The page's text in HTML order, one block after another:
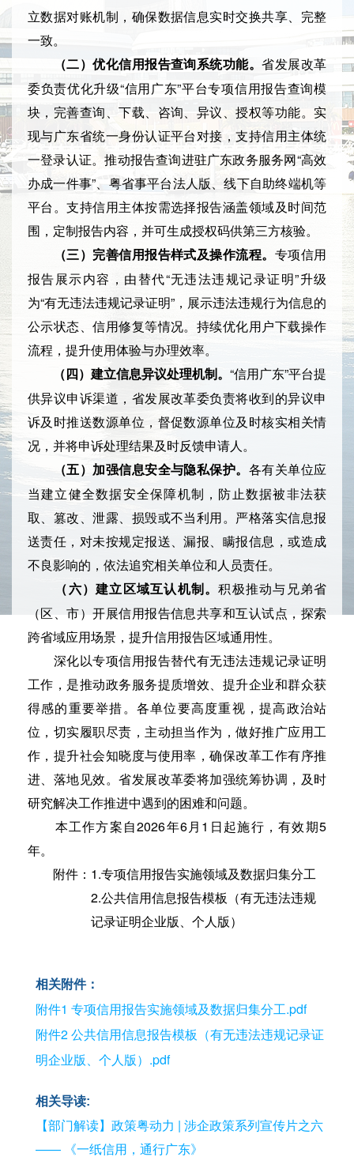
立数据对账机制，确保数据信息实时交换共享、完整
一致。
（二）优化信用报告查询系统功能。省发展改革
委负责优化升级“信用广东”平台专项信用报告查询模
块，完善查询、下载、咨询、异议、授权等功能。实
现与广东省统一身份认证平台对接，支持信用主体统
一登录认证。推动报告查询进驻广东政务服务网“高效
办成一件事”、粤省事平台法人版、线下自助终端机等
平台。支持信用主体按需选择报告涵盖领域及时间范
围，定制报告内容，并可生成授权码供第三方核验。
（三）完善信用报告样式及操作流程。 专项信用
报告展示内容，由替代“无违法违规记录证明”升级
为“有无违法违规记录证明”，展示违法违规行为信息的
公示状态、信用修复等情况。持续优化用户下载操作
流程，提升使用体验与办理效率。
（四）建立信息异议处理机制。 “信用广东”平台提
供异议申诉渠道，省发展改革委负责将收到的异议申
诉及时推送数源单位，督促数源单位及时核实相关情
况，并将申诉处理结果及时反馈申请人。
（五）加强信息安全与隐私保护。 各有关单位应
当建立健全数据安全保障机制，防止数据被非法获
取、篡改、泄露、损毁或不当利用。严格落实信息报
送责任，对未按规定报送、漏报、瞒报信息，或造成
不良影响的，依法追究相关单位和人员责任。
（六）建立区域互认机制。积极推动与兄弟省
（区、市）开展信用报告信息共享和互认试点，探索
跨省域应用场景，提升信用报告区域通用性。
深化以专项信用报告替代有无违法违规记录证明
工作，是推动政务服务提质增效、提升企业和群众获
得感的重要举措。各单位要高度重视，提高政治站
位，切实履职尽责，主动担当作为，做好推广应用工
作，提升社会知晓度与使用率，确保改革工作有序推
进、落地见效。省发展改革委将加强统筹协调，及时
研究解决工作推进中遇到的困难和问题。
本工作方案自2026年6月1日起施行，有效期5
年。
附件：1.专项信用报告实施领域及数据归集分工
2.公共信用信息报告模板（有无违法违规
记录证明企业版、个人版）
相关附件：
附件1 专项信用报告实施领域及数据归集分工.pdf
附件2 公共信用信息报告模板（有无违法违规记录证
明企业版、个人版）.pdf
相关导读:
【部门解读】政策粤动力 | 涉企政策系列宣传片之六
—— 《一纸信用，通行广东》